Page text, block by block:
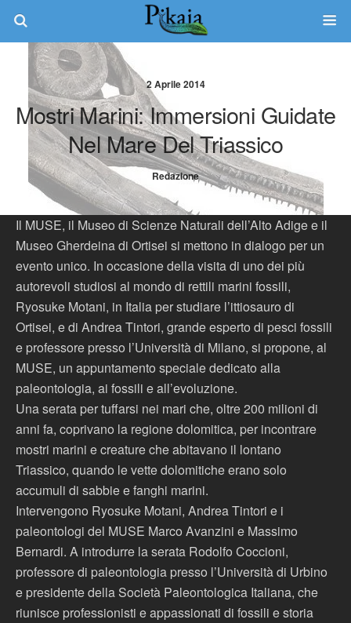
2 Aprile 2014
Mostri Marini: Immersioni Guidate
Nel Mare Del Triassico
Redazione
Il MUSE, il Museo di Scienze Naturali dell’Alto Adige e il
Museo Gherdeina di Ortisei si mettono in dialogo per un
evento unico. In occasione della visita di uno dei più
autorevoli studiosi al mondo di rettili marini fossili,
Ryosuke Motani, in Italia per studiare l’ittiosauro di
Ortisei, e di Andrea Tintori, grande esperto di pesci fossili
e professore presso l’Università di Milano, si propone, al
MUSE, un appuntamento speciale dedicato alla
paleontologia, ai fossili e all’evoluzione.
Una serata per tuffarsi nei mari che, oltre 200 milioni di
anni fa, coprivano la regione dolomitica, per incontrare
mostri marini e creature che abitavano il lontano
Triassico, quando le vette dolomitiche erano solo
accumuli di sabbie e fanghi marini.
Intervengono Ryosuke Motani, Andrea Tintori e i
paleontologi del MUSE Marco Avanzini e Massimo
Bernardi. A introdurre la serata Rodolfo Coccioni,
professore di paleontologia presso l’Università di Urbino
e presidente della Società Paleontologica Italiana, che
riunisce professionisti e appassionati di fossili e storia